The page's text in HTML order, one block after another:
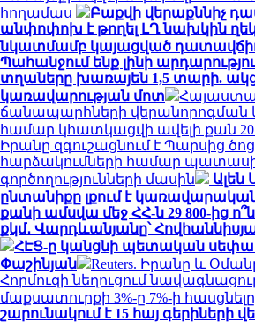
հողամաս
Բաքվի վերաքննիչ
անփոփոխ է թողել ԼՂ նախկին
նկատմամբ կայացված
Պահանջում ենք լինի
տղաները խառայեն 1,5 տարի.
կառավարության մոտ
ճանապարհների վերանորոգման
համար կհատկացվի ավելի քան 20
Իրանը զգուշացնում է Պարսից
հարձակումների համար
գործողությունների մասին
Ալեն
ընտանիքը լքում է
քանի ամսվա մեջ ՀՀ-ն 29 800-ից
քկմ․ Վարդևանյանը՝
ՀԷՑ-ը կանցնի պետական
Փաշինյան
Reuters. Իրանը և
Հորմուզի նեղուցում
մաքսատուրքի 3%-ը 7%-ի հասցնելը
շարունակում է 15 հայ գերիների